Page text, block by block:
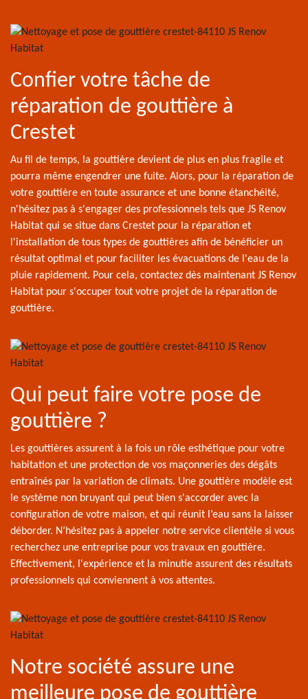
Confier votre tâche de
réparation de gouttière à
Crestet
Au fil de temps, la gouttière devient de plus en plus fragile et
pourra même engendrer une fuite. Alors, pour la réparation de
votre gouttière en toute assurance et une bonne étanchéité,
n'hésitez pas à s'engager des professionnels tels que JS Renov
Habitat qui se situe dans Crestet pour la réparation et
l'installation de tous types de gouttières afin de bénéficier un
résultat optimal et pour faciliter les évacuations de l'eau de la
pluie rapidement. Pour cela, contactez dès maintenant JS Renov
Habitat pour s'occuper tout votre projet de la réparation de
gouttière.
Qui peut faire votre pose de
gouttière ?
Les gouttières assurent à la fois un rôle esthétique pour votre
habitation et une protection de vos maçonneries des dégâts
entraînés par la variation de climats. Une gouttière modèle est
le système non bruyant qui peut bien s'accorder avec la
configuration de votre maison, et qui réunit l’eau sans la laisser
déborder. N’hésitez pas à appeler notre service clientèle si vous
recherchez une entreprise pour vos travaux en gouttière.
Effectivement, l'expérience et la minutie assurent des résultats
professionnels qui conviennent à vos attentes.
Notre société assure une
meilleure pose de gouttière